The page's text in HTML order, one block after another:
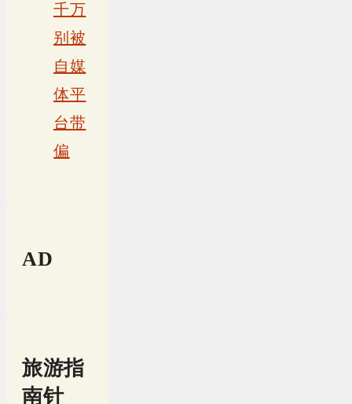
千万
别被
自媒
体平
台带
偏
AD
旅游指
南针